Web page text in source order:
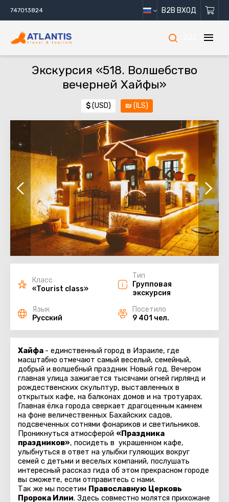
747013824 B2B ВХОД
Экскурсия «518. Волшебство
вечерней Хайфы»
$(USD) ₪ (ILS)
Класс
«Tourist class»
Тип
Групповая
экскурсия
Язык
Русский
Посетило
9 401 чел.
Хайфа - единственный город в Израиле, где
масштабно отмечают самый веселый, семейный,
добрый и волшебный праздник Новый год. Вечером
главная улица зажигается тысячами огней гирлянд и
рождественских скульптур, выставленных в
открытых кафе, на балконах домов и на тротуарах.
Главная ёлка города сверкает драгоценным камнем
на фоне величественных Бахайских садов,
подсвеченных сотнями фонариков и светильников.
Проникнуться атмосферой «Праздника
праздников», посидеть в украшенном кафе,
улыбнуться в ответ на улыбки гуляющих вокруг
семей с детьми и веселых компаний, послушать
интересный рассказ гида об этом прекрасном городе
вы сможете, если отправитесь с нами.
Так же мы посетим Православную Церковь
Пророка Илии. Здесь совместно молятся прихожане